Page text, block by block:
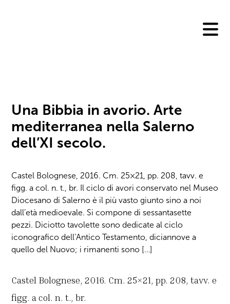
Una Bibbia in avorio. Arte
mediterranea nella Salerno
dell’XI secolo.
Castel Bolognese, 2016. Cm. 25×21, pp. 208, tavv. e
figg. a col. n. t., br. Il ciclo di avori conservato nel Museo
Diocesano di Salerno è il più vasto giunto sino a noi
dall’età medioevale. Si compone di sessantasette
pezzi. Diciotto tavolette sono dedicate al ciclo
iconografico dell’Antico Testamento, diciannove a
quello del Nuovo; i rimanenti sono […]
Castel Bolognese, 2016. Cm. 25×21, pp. 208, tavv. e
figg. a col. n. t., br.